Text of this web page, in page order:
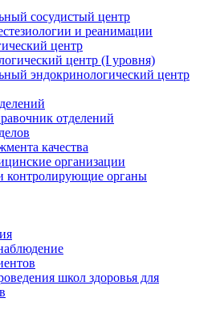
сосудистый центр
и реанимации
центр
центр (I уровня)
эндокринологический центр
отделений
качества
организации
контролирующие органы
школ здоровья для